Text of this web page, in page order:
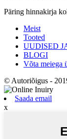
Päring hinnakirja
Meist
Tooted
UUDISED
BLOGI
Võta meiega
© Autoriõigus -
Saada email
x